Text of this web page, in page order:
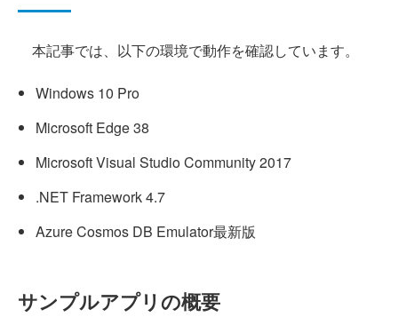
本記事では、以下の環境で動作を確認しています。
Windows 10 Pro
Microsoft Edge 38
Microsoft Visual Studio Community 2017
.NET Framework 4.7
Azure Cosmos DB Emulator最新版
サンプルアプリの概要